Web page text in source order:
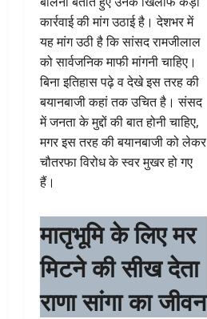
कार्रवाई की मांग उठाई है। देशभर में
यह मांग उठी है कि सांसद रामजीलाल
को सार्वजनिक माफी मांगनी चाहिए।
बिना इतिहास पढ़े व देखे इस तरह की
बयानबाजी कहां तक उचित है। संसद
में जनता के मुद्दों की बात होनी चाहिए,
मगर इस तरह की बयानबाजी को लेकर
चौतरफा विरोध के स्वर मुखर हो गए
हैं।
मातृभूमि के लिए मर
मिटने की सीख देता
राणा सांगा का जीवन